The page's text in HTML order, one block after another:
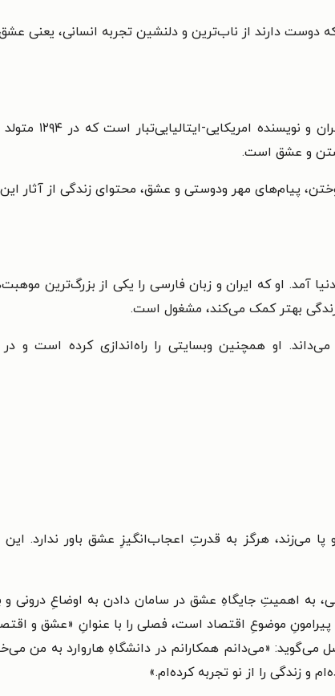
دوست دارند از ناب‌ترین و دلنشین تجربه انسانی، یعنی عشق،
است که در ۱۲۹۴ متولد شد و در ۱۹۹۸ از دنیا رفت. عمده کتاب‌های
و عشق است.
پیام‌های مهر ودوستی و عشق، محتوای زندگی از آثار این
حافظ به دنیا آمد. او که ایران و زبان فارسی را یکی از
بهتر کمک می‌کند، مشغول است.
او همچنین وبسایتی را راه‌اندازی کرده است و در
می‌زند، هرگز به قدرتِ اعجاب‌انگیزِ عشق باور ندارد.
به اهمیتِ جایگاهِ عشق در سامان دادن به اوضاعِ درونی و
موضوعِ اقتصاد است، فصلی را با عنوانِ «عشق و
«می‌دانم همکارانم در دانشگاهِ هاروارد به من
و زندگی را از نو تجربه کرده‌ام.»